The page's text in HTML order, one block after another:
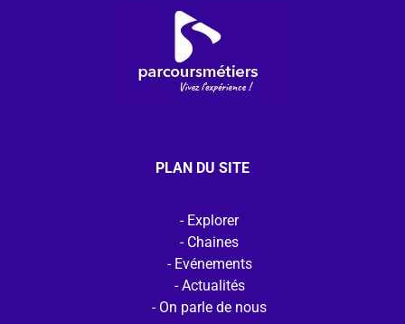
PLAN DU SITE
Explorer
Chaines
Evénements
Actualités
On parle de nous